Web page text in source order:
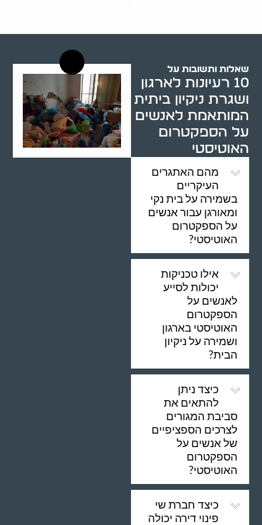
שאלות ותשובות על
10 רעיונות לארגון
ושגרת ניקיון ביתית
המותאמת לאנשים
על הספקטרום
האוטיסטי
מהם האתגרים
העיקריים
בשמירה על בית נקי
ומאורגן עבור אנשים
על הספקטרום
האוטיסטי?
אילו טכניקות
יכולות לסייע
לאנשים על
הספקטרום
האוטיסטי בארגון
ושמירה על ניקיון
הבית?
כיצד ניתן
להתאים את
סביבת המגורים
לצרכים הספציפיים
של אנשים על
הספקטרום
האוטיסטי?
כיצד חברת שי
פינוי דירה יכולה